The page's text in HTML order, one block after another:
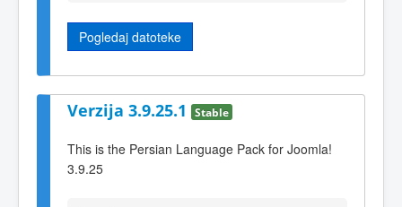
Pogledaj datoteke
Verzija 3.9.25.1 Stable
This is the Persian Language Pack for Joomla!
3.9.25